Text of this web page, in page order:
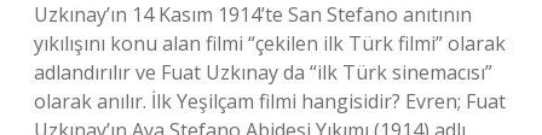
Uzkınay’ın 14 Kasım 1914’te San Stefano anıtının
yıkılışını konu alan filmi “çekilen ilk Türk filmi” olarak
adlandırılır ve Fuat Uzkınay da “ilk Türk sinemacısı”
olarak anılır. İlk Yeşilçam filmi hangisidir? Evren; Fuat